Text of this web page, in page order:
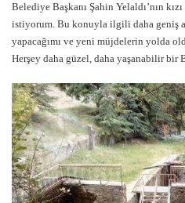
Belediye Başkanı Şahin Yelaldı’nın
istiyorum. Bu konuyla ilgili daha geniş
yapacağımı ve yeni müjdelerin yolda
Herşey daha güzel, daha yaşanabilir bir